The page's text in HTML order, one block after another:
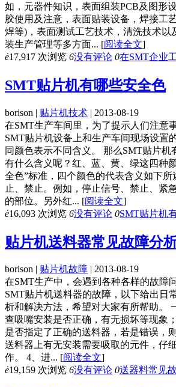
如，元器件知识，表面组装PCB及图形
胶使用及注意，表面贴装设备，焊接工
焊等)，表面测试工艺技术，清洗技术以
装生产管理等多方面... [阅读全文]
ė17,917 次浏览 6没有评论 0在SMT企业
SMT贴片机有哪些安全色
borison | 贴片机技术 | 2013-08-19
在SMT生产车间里，为了提示人们注意
SMT贴片机设备上和生产车间现场设置
同颜色表示不同含义。 那么SMT贴片机
有什么含义呢？红、蓝、黄、绿这四种
全色”标准，四个颜色的代表含义如下所
止、禁止。例如，停止信号、禁止、紧
的部位。另外红... [阅读全文]
ė16,093 次浏览 6没有评论 0SMT贴片机
贴片机送料器常见故障分
borison | 贴片机故障 | 2013-08-19
在SMT生产中，会遇到各种各样的故障
SMT贴片机送料器的故障，以下给出日
析和解决方法，希望对大家有所帮助。
查吸嘴安装是否正确，有无损坏等现象
是否指定了正确的送料器，若是错误，
送料器上有无安装需要吸取的元件，仔
作。 4、进... [阅读全文]
ė19,159 次浏览 6没有评论 0送器料常见